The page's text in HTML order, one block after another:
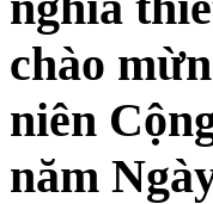
chào
niên
năm